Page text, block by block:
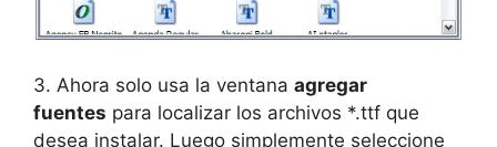
3. Ahora solo usa la ventana agregar
fuentes para localizar los archivos *.ttf que
desea instalar. Luego simplemente seleccione